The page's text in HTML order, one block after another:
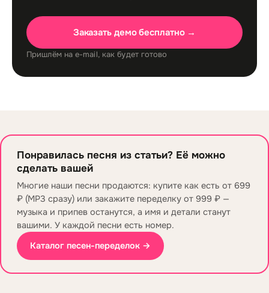
Заказать демо бесплатно →
Пришлём на e-mail, как будет готово
Понравилась песня из статьи? Её можно
сделать вашей
Многие наши песни продаются: купите как есть от 699
₽ (MP3 сразу) или закажите переделку от 999 ₽ —
музыка и припев останутся, а имя и детали станут
вашими. У каждой песни есть номер.
Каталог песен-переделок →